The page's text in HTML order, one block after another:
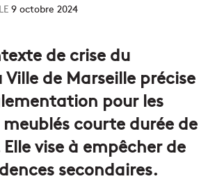
9 octobre 2024
de crise du
de Marseille précise
pour les
courte durée de
vise à empêcher de
secondaires.